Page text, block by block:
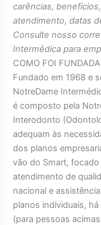
carências,
atendimento, datas
Consulte nosso
Intermédica para
COMO FOI
Fundado em 1968 e
NotreDame
é composto pela
Interodonto
adequam às
dos planos
vão do Smart,
atendimento de
nacional e
planos individuais,
(para pessoas